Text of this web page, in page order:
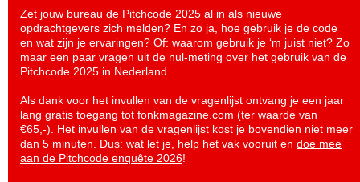
Zet jouw bureau de Pitchcode 2025 al in als nieuwe
opdrachtgevers zich melden? En zo ja, hoe gebruik je de code
en wat zijn je ervaringen? Of: waarom gebruik je ‘m juist niet? Zo
maar een paar vragen uit de nul-meting over het gebruik van de
Pitchcode 2025 in Nederland.
Als dank voor het invullen van de vragenlijst ontvang je een jaar
lang gratis toegang tot fonkmagazine.com (ter waarde van
€65,-). Het invullen van de vragenlijst kost je bovendien niet meer
dan 5 minuten. Dus: wat let je, help het vak vooruit en doe mee
aan de Pitchcode enquête 2026!